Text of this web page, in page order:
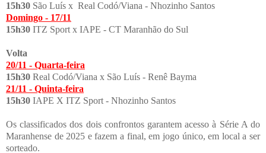
15h30 São Luís x Real Codó/Viana - Nhozinho Santos
Domingo - 17/11
15h30 ITZ Sport x IAPE - CT Maranhão do Sul
Volta
20/11 - Quarta-feira
15h30 Real Codó/Viana x São Luís - Renê Bayma
21/11 - Quinta-feira
15h30 IAPE X ITZ Sport - Nhozinho Santos
Os classificados dos dois confrontos garantem acesso à Série A do
Maranhense de 2025 e fazem a final, em jogo único, em local a ser
sorteado.